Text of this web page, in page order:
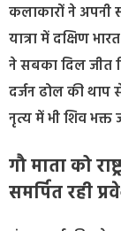
कलाकारों ने अपनी
यात्रा में दक्षिण
ने सबका दिल जीत
दर्जन ढोल की थाप
नृत्य में भी शिव
गौ माता को
समर्पित रही